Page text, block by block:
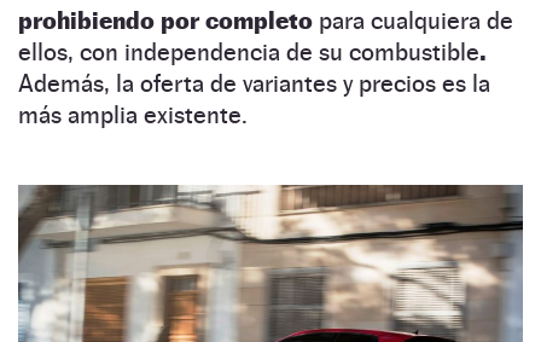
prohibiendo por completo para cualquiera de
ellos, con independencia de su combustible.
Además, la oferta de variantes y precios es la
más amplia existente.